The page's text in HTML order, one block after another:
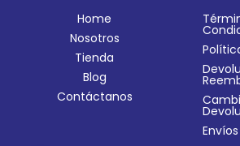
Home
Nosotros
Tienda
Blog
Contáctanos